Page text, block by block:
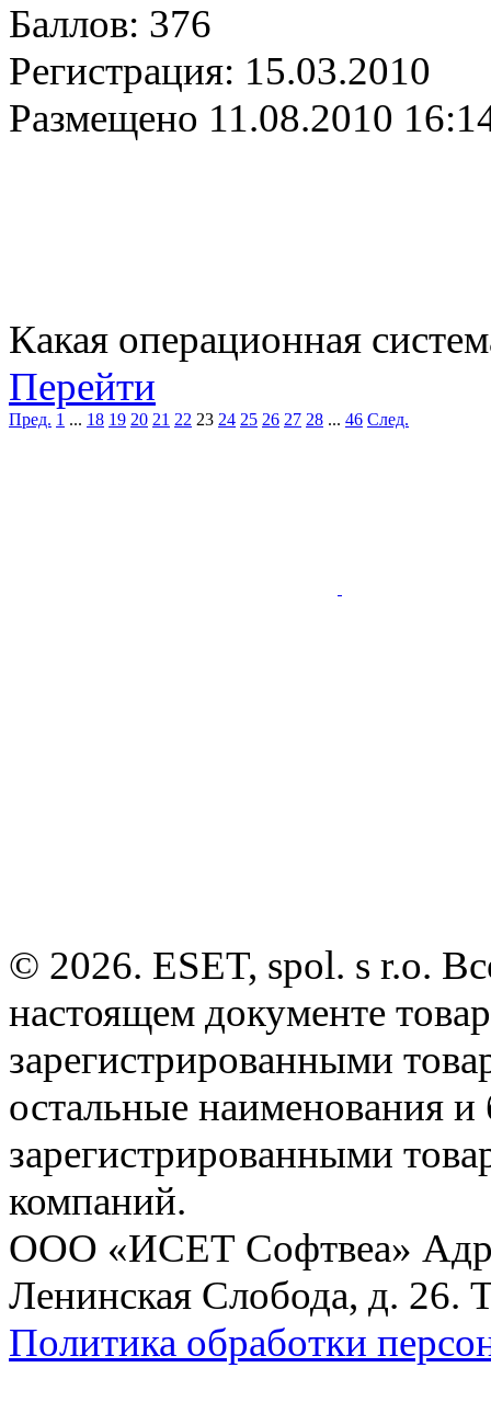
Баллов: 376
Регистрация: 15.03.2010
Размещено 11.08.2010
Какая операционная
Перейти
Пред. 1 ... 18 19 20 21 22 23 24 25 26 27 28 ... 46 След.
© 2026. ESET, spol. s r.o.
настоящем документе
зарегистрированными
остальные наименования
зарегистрированными
компаний.
ООО «ИСЕТ Софтвеа»
Ленинская Слобода, д. 26.
Политика обработки